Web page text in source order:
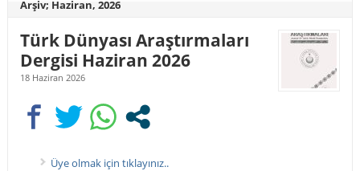
Arşiv; Haziran, 2026
Türk Dünyası Araştırmaları
Dergisi Haziran 2026
18 Haziran 2026
Üye olmak için tıklayınız..